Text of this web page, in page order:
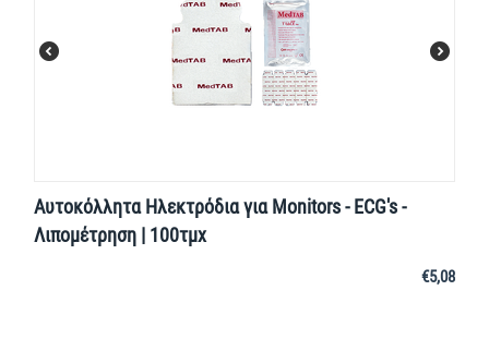
Αυτοκόλλητα Ηλεκτρόδια για Monitors - ECG's -
Λιπομέτρηση | 100τμχ
€5,08